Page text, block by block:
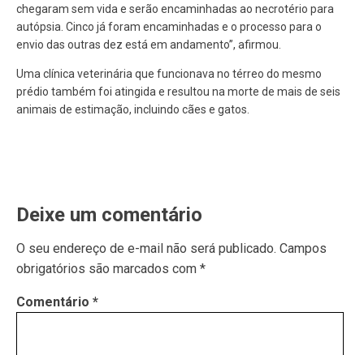
chegaram sem vida e serão encaminhadas ao necrotério para
autópsia. Cinco já foram encaminhadas e o processo para o
envio das outras dez está em andamento”, afirmou.
Uma clínica veterinária que funcionava no térreo do mesmo
prédio também foi atingida e resultou na morte de mais de seis
animais de estimação, incluindo cães e gatos.
Deixe um comentário
O seu endereço de e-mail não será publicado. Campos
obrigatórios são marcados com *
Comentário *